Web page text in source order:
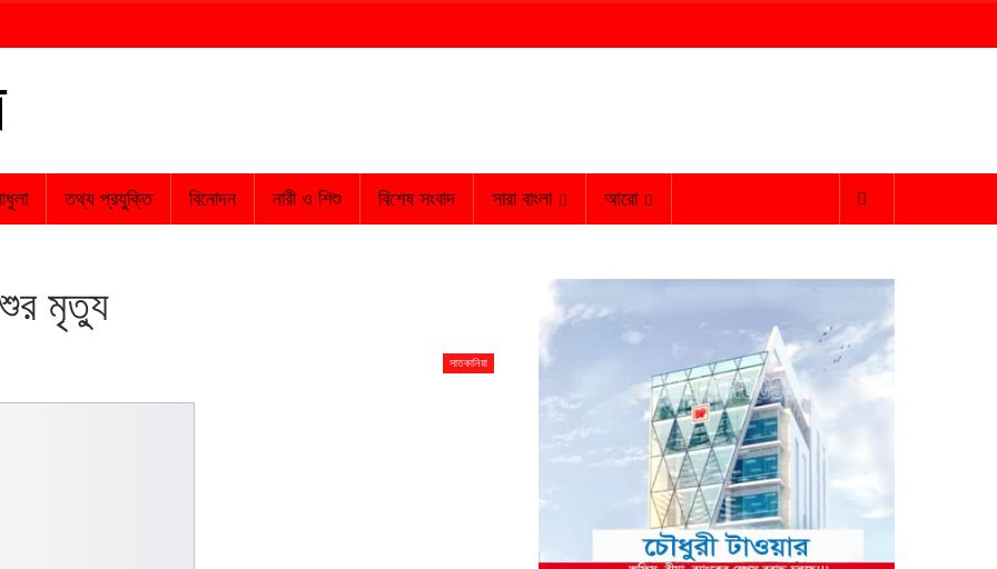
তথ্য প্রযুক্তি বিনোদন নারী ও শিশু বিশেষ সংবাদ সারা বাংলা আরো
মৃত্যু
সাতকানিয়া